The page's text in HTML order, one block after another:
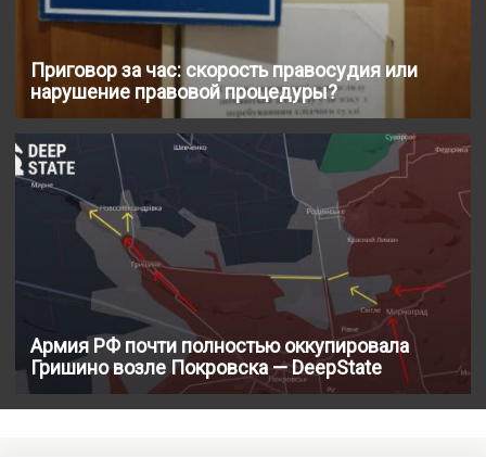
Приговор за час: скорость правосудия или
нарушение правовой процедуры?
Армия РФ почти полностью оккупировала
Гришино возле Покровска — DeepState